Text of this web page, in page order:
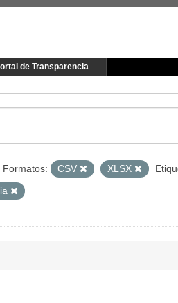
de Transparencia
Formatos: CSV XLSX